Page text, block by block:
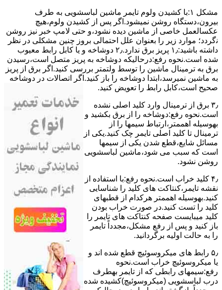
مشکل ۱:ﺑﺎ ﮐﺸﯿﺪن وﻟﻮم ﺗﺎﯾﻤﺮ ماشین لباسشویی به طرف
ﺑﯿﺮون،دستگاه روﺷﻦ نمیشود.اﮔﺮ ﭘﺲ از ﮐﺸﯿﺪن وﻟﻮم،ﻫﯿﭻ
عکسالعمل ﺧﺎﺻﯽ از ﻣﺎﺷﯿﻦ دﯾﺪه نشود،و حتی ﻻﻣﭗ ﺧﺒﺮ ﻧﯿﺰ روﺷﻦ
ﻧگردد؛ موارد زیر را بعنوان ﻋﻠﻞ احتمالی بروز چنین مشکلی در نظر
داشته باشید:۱٫ ﭘﺮﯾﺰ ﺑﺮق ﻧﺪارد.۲٫ دوﺷﺎﺧﻪ و ﯾﺎ ﮐﺎﺑﻞ راﺑﻂ ﻣﻌﯿﻮب
ﺷﺪه است.نحوه رفع:درحالیکه دوﺷﺎﺧﻪ ﺑﻪ ﭘﺮﯾﺰ ﻣﺘﺼﻞ اﺳﺖ،رﺳﯿﺪن
ﺑﺮق ﺑﻪ ﺗﺮﻣﯿﻨﺎل ﻣﺎﺷﯿﻦ را ﺗﻮﺳﻂ ولتمتر بررسی ﮐﻨﯿﺪ.اﮔﺮ ﺑﺮق از ﭘﺮﯾﺰ
ﺑﻪ ﻣﺎﺷﯿﻦ نمیرسد،اﺑﺘﺪا دوشاخه را باز کنید.اﮔﺮ اﺗﺼﺎﻻت در دوشاخه
ﺻﺤﯿﺢ اﺳﺖ،ﮐﺎﺑﻞ راﺑﻂ را ﺗﻌﻮﯾﺾ کنید.
۳٫ ﺑﺮق از ﺗﺮﻣﯿﻨﺎل وارد ﮐﻠﯿﺪ اﺻﻠﯽ ﻧﺸﺪه
است.نحوه رﻓﻊ:دوشاخه را از ﺑﺮق بکشید و
بهوسیله اهممتر،ارﺗﺒﺎط سیمها را از
ﺗﺮﻣﯿﻨﺎل ﺗﺎ ﮐﻠﯿﺪ اﺻﻠﯽ ﺗﺎﯾﻤﺮ چک کنید.یکی از
مسائل شایع،ﻗﻄﻊ شدن ﯾﮑﯽ از سیمها
است که سبب می شود،ﻣﺎﺷﯿﻦ لباسشویی
روﺷﻦ نشود.
۴٫ ﮐﻠﯿﺪ ﺧﺮاب اﺳﺖ.نحوه رفع:ﺑﺎ اﺳﺘﻔﺎده از
ﻧﻘﺸﻪ ﺗﺎﯾﻤﺮ،ﮐﻨﺘﺎﮐﺖ ﻫﺎی ﮐﻠﯿﺪ را ﺷﻨﺎﺳﺎﯾﯽ
کنید.بهوسیله اهممتر هرکدام از قطبهای
ﮐﻠﯿﺪ را ﺗﺴﺖ ﮐﻨﯿﺪ.در ﺻﻮرت ﺧﺮاب ﺑﻮدن
ﮐﻠﯿﺪ میبایست ﺻﻔﺤﻪ ﮐﻨﺘﺎﮐﺖ ﻫﺎی ﺗﺎﯾﻤﺮ را
باز کنید و ﭘﺲ از رﻓﻊ مشکل،مجدداً ﺗﺎﯾﻤﺮ
را به حالت اوﻟﯿﻪ برگردانید.
۵٫ رابط های ﻣﯿﮑﺮوﺳﻮﺋﯿﭻ ﻗﻄﻊ شده اند و
ﯾﺎ ﻣﯿﮑﺮوﺳﻮﺋﯿﭻ ﺧﺮاب اﺳﺖ.نحوه
رفع:سیمهای راﺑﻄﯽ ﮐﻪ از ﺗﺎﯾﻤﺮ بهطرف
درب لباسشویی (ﻣﯿﮑﺮوﺳﻮﺋﯿﭻ)کشیده شده